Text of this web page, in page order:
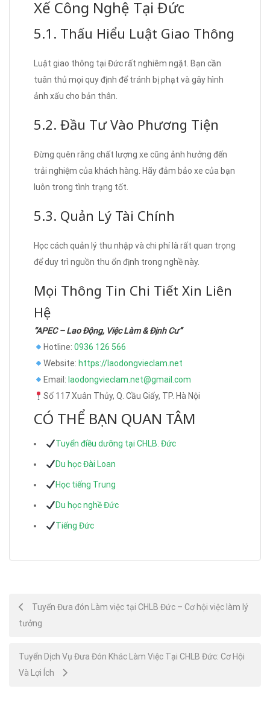
Xế Công Nghệ Tại Đức
5.1. Thấu Hiểu Luật Giao Thông
Luật giao thông tại Đức rất nghiêm ngặt. Bạn cần
tuân thủ mọi quy định để tránh bị phạt và gây hình
ảnh xấu cho bản thân.
5.2. Đầu Tư Vào Phương Tiện
Đừng quên rằng chất lượng xe cũng ảnh hưởng đến
trải nghiệm của khách hàng. Hãy đảm bảo xe của bạn
luôn trong tình trạng tốt.
5.3. Quản Lý Tài Chính
Học cách quản lý thu nhập và chi phí là rất quan trọng
để duy trì nguồn thu ổn định trong nghề này.
Mọi Thông Tin Chi Tiết Xin Liên
Hệ
“APEC – Lao Động, Việc Làm & Định Cư”
Hotline: 0936 126 566
Website: https://laodongvieclam.net
Email: laodongvieclam.net@gmail.com
Số 117 Xuân Thủy, Q. Cầu Giấy, TP. Hà Nội
CÓ THỂ BẠN QUAN TÂM
Tuyển điều dưỡng tại CHLB. Đức
Du học Đài Loan
Học tiếng Trung
Du học nghề Đức
Tiếng Đức
Post
navigation
Tuyển Đưa đón Làm việc tại CHLB Đức – Cơ hội việc làm lý
tưởng
Tuyển Dịch Vụ Đưa Đón Khác Làm Việc Tại CHLB Đức: Cơ Hội
Và Lợi Ích